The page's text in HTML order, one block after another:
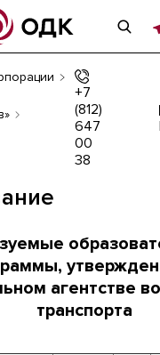
+7
(812)
647
00
38
агентстве
транспорта